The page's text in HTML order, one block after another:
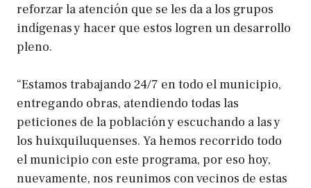
reforzar la atención que se les da a los grupos
indígenas y hacer que estos logren un desarrollo
pleno.
“Estamos trabajando 24/7 en todo el municipio,
entregando obras, atendiendo todas las
peticiones de la población y escuchando a las y
los huixquiluquenses. Ya hemos recorrido todo
el municipio con este programa, por eso hoy,
nuevamente, nos reunimos con vecinos de estas